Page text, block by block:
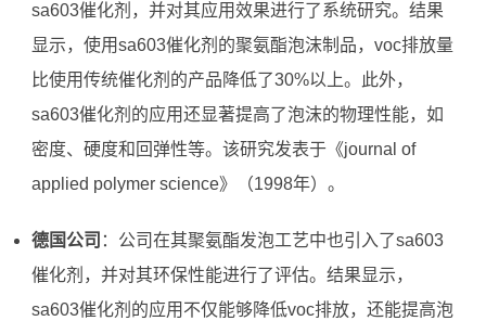
sa603催化剂，并对其应用效果进行了系统研究。结果
显示，使用sa603催化剂的聚氨酯泡沫制品，voc排放量
比使用传统催化剂的产品降低了30%以上。此外，
sa603催化剂的应用还显著提高了泡沫的物理性能，如
密度、硬度和回弹性等。该研究发表于《journal of
applied polymer science》（1998年）。
德国公司 ：公司在其聚氨酯发泡工艺中也引入了sa603
催化剂，并对其环保性能进行了评估。结果显示，
sa603催化剂的应用不仅能够降低voc排放，还能提高泡